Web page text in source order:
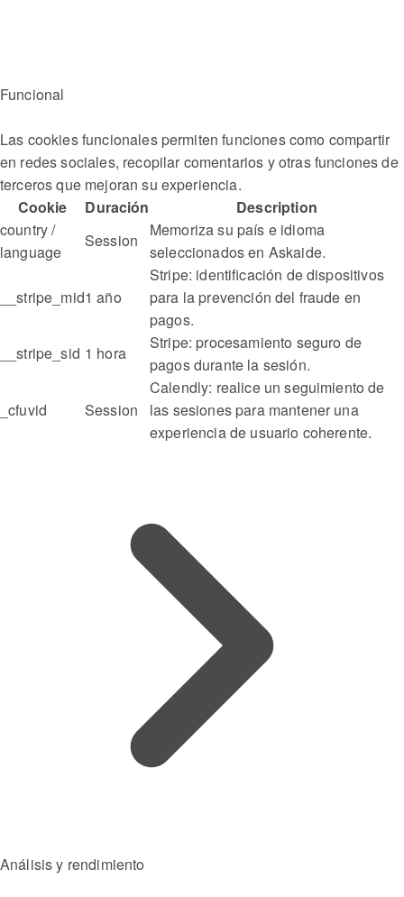
Funcional
Las cookies funcionales permiten funciones como compartir
en redes sociales, recopilar comentarios y otras funciones de
terceros que mejoran su experiencia.
Cookie
Duración
Description
country /
language
Session
Memoriza su país e idioma
seleccionados en Askaide.
__stripe_mid1 año
Stripe: identificación de dispositivos
para la prevención del fraude en
pagos.
__stripe_sid 1 hora
Stripe: procesamiento seguro de
pagos durante la sesión.
_cfuvid Session
Calendly: realice un seguimiento de
las sesiones para mantener una
experiencia de usuario coherente.
Análisis y rendimiento